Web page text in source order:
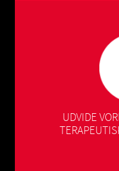
UDVIDE
ved at udvikle
stille diagnoser og
inden for